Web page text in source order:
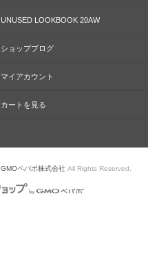
UNUSED LOOKBOOK 20AW
ショップブログ
マイアカウント
カートを見る
GMOペパボ株式会社 All Rights Reserved.